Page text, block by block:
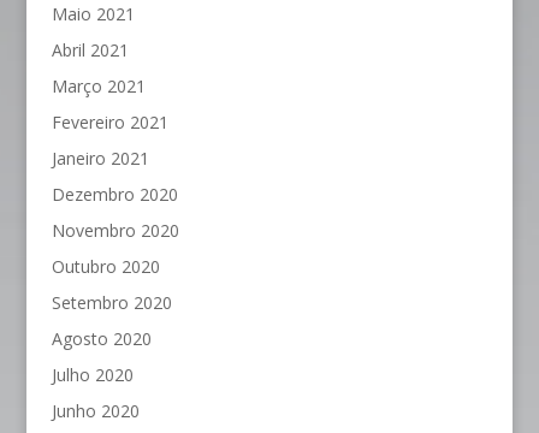
Maio 2021
Abril 2021
Março 2021
Fevereiro 2021
Janeiro 2021
Dezembro 2020
Novembro 2020
Outubro 2020
Setembro 2020
Agosto 2020
Julho 2020
Junho 2020